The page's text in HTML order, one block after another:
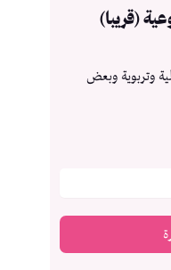
(قريبا)
وتربوية وبعض